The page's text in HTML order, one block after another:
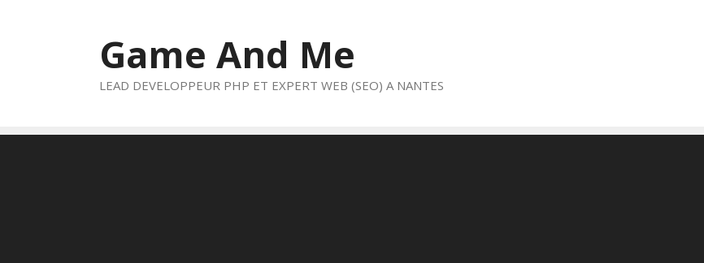
Game And Me
LEAD DEVELOPPEUR PHP ET EXPERT WEB (SEO) A NANTES